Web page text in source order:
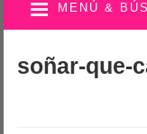
MENÚ &
soñar-que-